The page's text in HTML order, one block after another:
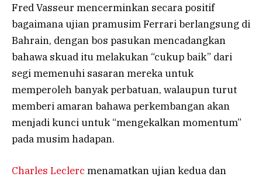
Fred Vasseur mencerminkan secara positif
bagaimana ujian pramusim Ferrari berlangsung di
Bahrain, dengan bos pasukan mencadangkan
bahawa skuad itu melakukan “cukup baik” dari
segi memenuhi sasaran mereka untuk
memperoleh banyak perbatuan, walaupun turut
memberi amaran bahawa perkembangan akan
menjadi kunci untuk “mengekalkan momentum”
pada musim hadapan.
Charles Leclerc menamatkan ujian kedua dan